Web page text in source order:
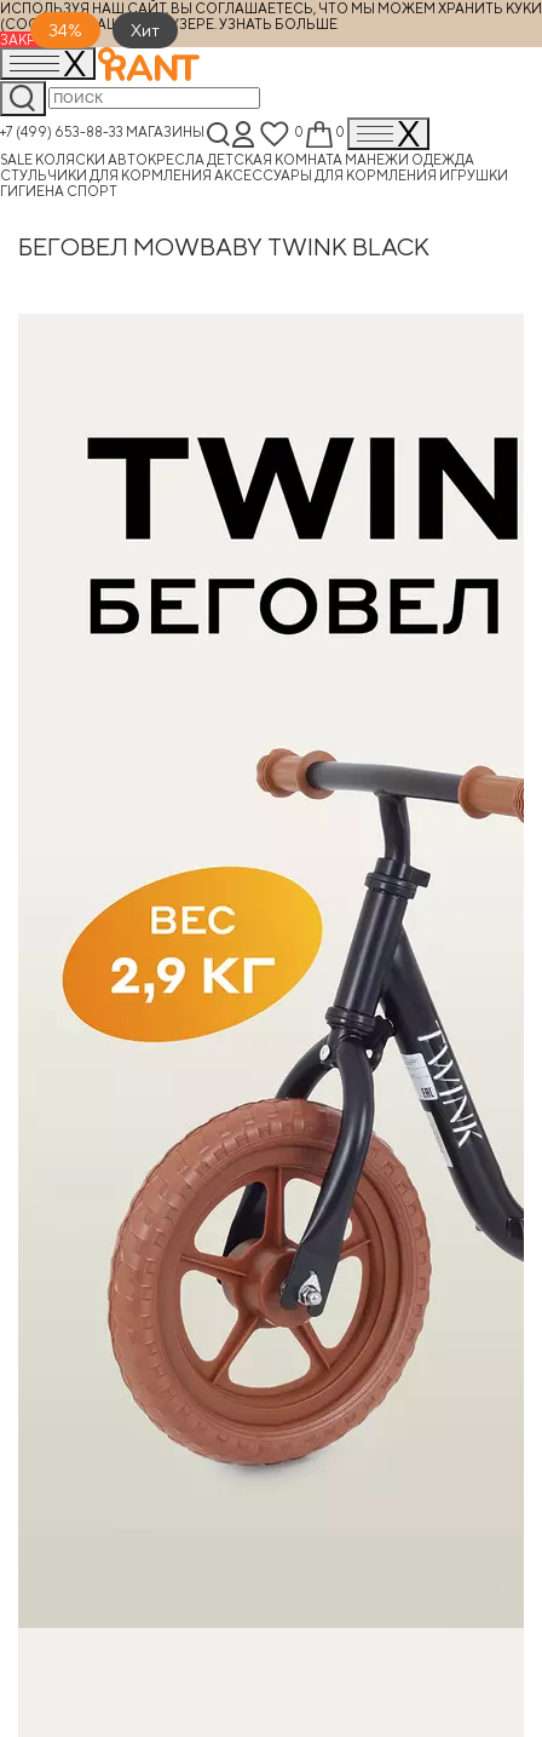
ИСПОЛЬЗУЯ НАШ САЙТ, ВЫ СОГЛАШАЕТЕСЬ, ЧТО МЫ МОЖЕМ ХРАНИТЬ КУКИ
(COOKIES) В ВАШЕМ БРАУЗЕРЕ. УЗНАТЬ БОЛЬШЕ
ЗАКРЫТЬ
+7 (499) 653-88-33 МАГАЗИНЫ 0
0
SALE КОЛЯСКИ АВТОКРЕСЛА ДЕТСКАЯ КОМНАТА МАНЕЖИ ОДЕЖДА
СТУЛЬЧИКИ ДЛЯ КОРМЛЕНИЯ АКСЕССУАРЫ ДЛЯ КОРМЛЕНИЯ ИГРУШКИ
ГИГИЕНА СПОРТ
БЕГОВЕЛ MOWBABY TWINK BLACK
34% Хит